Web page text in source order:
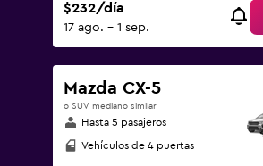
$232/día
17 ago. - 1 sep.
Mazda CX-5
o SUV mediano similar
Hasta 5 pasajeros
Vehículos de 4 puertas